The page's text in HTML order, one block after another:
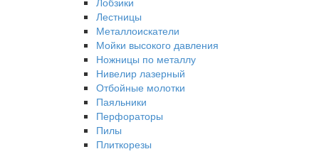
Лестницы
Металлоискатели
Мойки высокого давления
Ножницы по металлу
Нивелир лазерный
Отбойные молотки
Паяльники
Перфораторы
Пилы
Плиткорезы